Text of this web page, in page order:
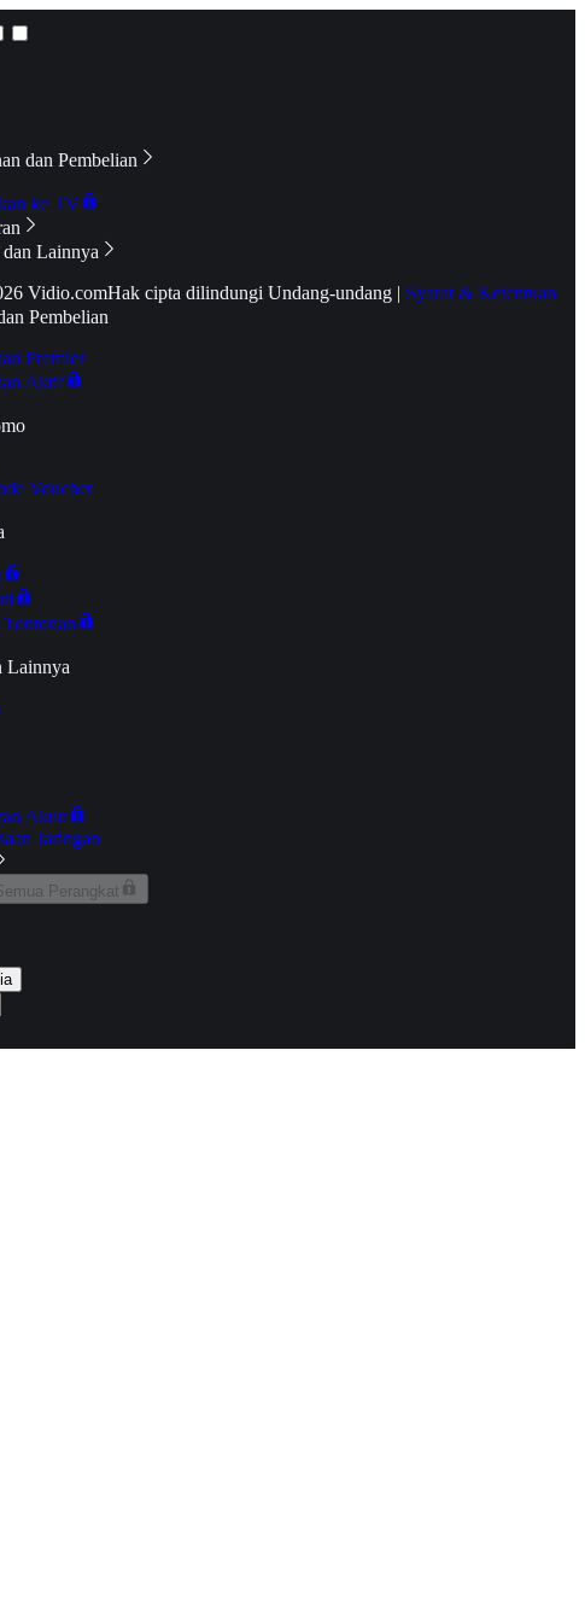
dan Pembelian
ke TV
Lainnya
Vidio.comHak cipta dilindungi Undang-undang | Syarat & Ketentuan
Pembelian
Premier
Aktif
Voucher
Lainnya
Akun
Jaringan
Perangkat